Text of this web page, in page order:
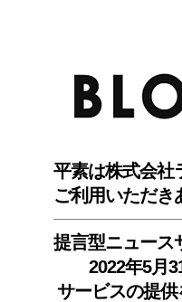
平素は株式会社
ご利用いただき
提言型ニュース
2022年5月
サービスの提供